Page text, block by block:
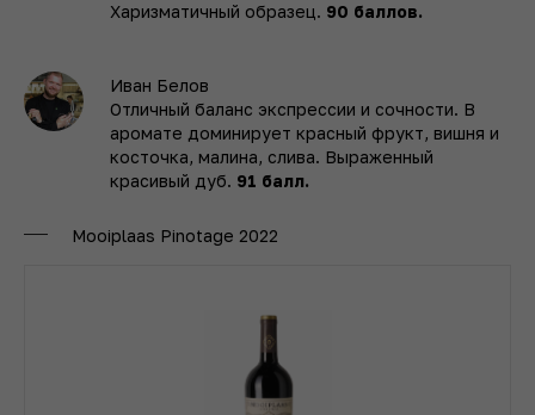
Харизматичный образец. 90 баллов.
Иван Белов
Отличный баланс экспрессии и сочности. В
аромате доминирует красный фрукт, вишня и
косточка, малина, слива. Выраженный
красивый дуб. 91 балл.
Mooiplaas Pinotage 2022